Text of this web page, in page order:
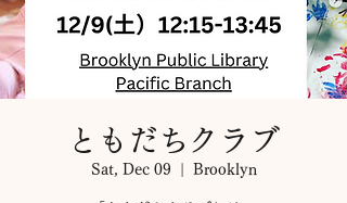
ともだちクラブ
Sat, Dec 09 Brooklyn